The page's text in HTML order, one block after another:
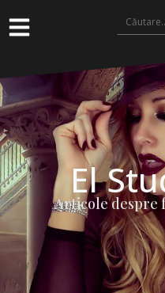
El
Articole despre